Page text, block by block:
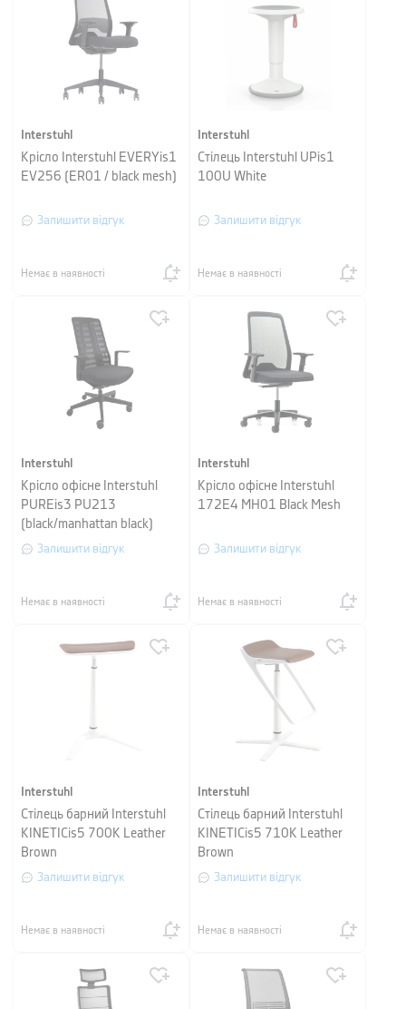
Interstuhl
Крісло Interstuhl EVERYis1
EV256 (ER01 / black mesh)
Залишити відгук
Немає в наявності
Interstuhl
Стілець Interstuhl UPis1
100U White
Залишити відгук
Немає в наявності
Interstuhl
Крісло офісне Interstuhl
PUREis3 PU213
(black/manhattan black)
Залишити відгук
Немає в наявності
Interstuhl
Крісло офісне Interstuhl
172Е4 MH01 Black Mesh
Залишити відгук
Немає в наявності
Interstuhl
Стілець барний Interstuhl
KINETICis5 700K Leather
Brown
Залишити відгук
Немає в наявності
Interstuhl
Стілець барний Interstuhl
KINETICis5 710K Leather
Brown
Залишити відгук
Немає в наявності